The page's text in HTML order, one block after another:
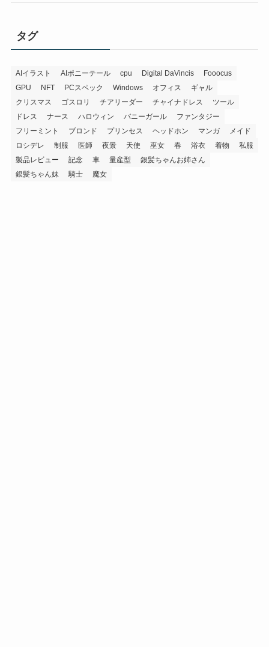
タグ
AIイラスト AIポニーテール cpu Digital DaVincis
Fooocus
GPU
NFT PCスペック Windows オフィス
ギャル
クリスマス
ゴスロリ チアリーダー チャイナドレス
ツール
ドレス
ナース ハロウィン バニーガール
ファンタジー
フリーミント
ブロンド プリンセス ヘッドホン マンガ
メイド
ロシデレ
制服 医師 夜景 天使 巫女 春 浴衣 着物
私服
製品レビュー
記念 車 量産型
銀髪ちゃんお姉さん
銀髪ちゃん妹
騎士 魔女